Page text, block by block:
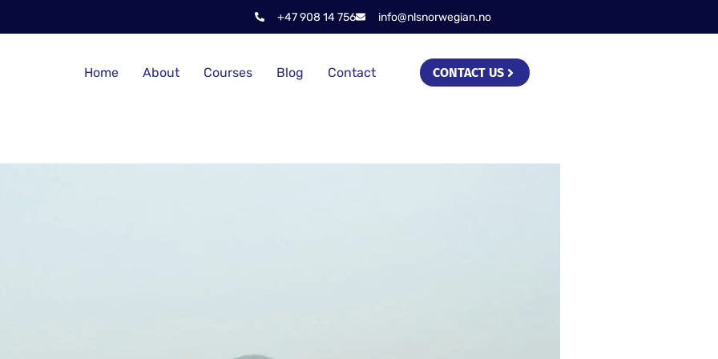
+47 908 14 756 info@nlsnorwegian.no
Home About Courses Blog Contact CONTACT US